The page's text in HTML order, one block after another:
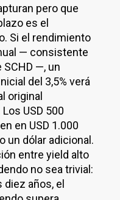
pero que
es el
Si el rendimiento
— consistente
—, un
del 3,5% verá
original
USD 500
en USD 1.000
un dólar adicional.
entre yield alto
no sea trivial:
años, el